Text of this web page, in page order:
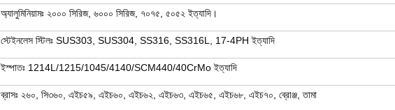
অ্যালুমিনিয়ামঃ ২০০০ সিরিজ, ৬০০০ সিরিজ, ৭০৭৫, ৫০৫২ ইত্যাদি।
স্টেইনলেস স্টিলঃ SUS303, SUS304, SS316, SS316L, 17-4PH ইত্যাদি
ইস্পাতঃ 1214L/1215/1045/4140/SCM440/40CrMo ইত্যাদি
ব্রাসঃ ২৬০, সি৩৬০, এইচ৫৯, এইচ৬০, এইচ৬২, এইচ৬৩, এইচ৬৫, এইচ৬৮, এইচ৭০, ব্রোঞ্জ, তামা